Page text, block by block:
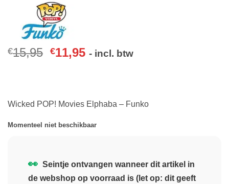
€15,95 €11,95 - incl. btw
Wicked POP! Movies Elphaba – Funko
Momenteel niet beschikbaar
👀 Seintje ontvangen wanneer dit artikel in
de webshop op voorraad is (let op: dit geeft